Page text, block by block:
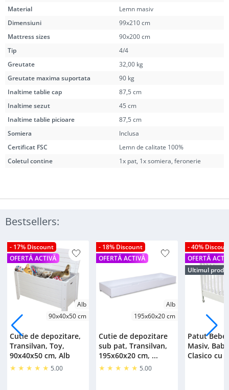
Material
Lemn masiv
Dimensiuni
99x210 cm
Mattress sizes
90x200 cm
Tip
4/4
Greutate
32,00 kg
Greutate maxima suportata
90 kg
Inaltime tablie cap
87,5 cm
Inaltime sezut
45 cm
Inaltime tablie picioare
87,5 cm
Somiera
Inclusa
Certificat FSC
Lemn de calitate 100%
Coletul contine
1x pat, 1x somiera, feronerie
Bestsellers:
- 17% Discount
OFERTĂ ACTIVĂ
Alb
90x40x50 cm
Cutie de depozitare,
Transilvan, Toy,
90x40x50 cm, Alb
5.00
- 18% Discount
OFERTĂ ACTIVĂ
Alb
195x60x20 cm
Cutie de depozitare
sub pat, Transilvan,
195x60x20 cm, ...
5.00
- 40%
OFERTĂ
Ultimul
Patut
Masiv,
Clasico cu